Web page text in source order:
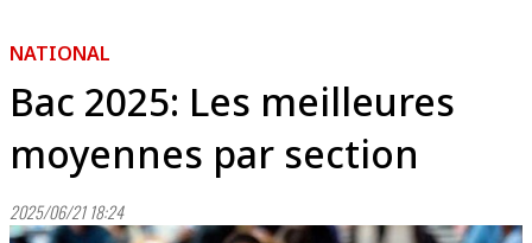
NATIONAL
Bac 2025: Les meilleures
moyennes par section
2025/06/21 18:24